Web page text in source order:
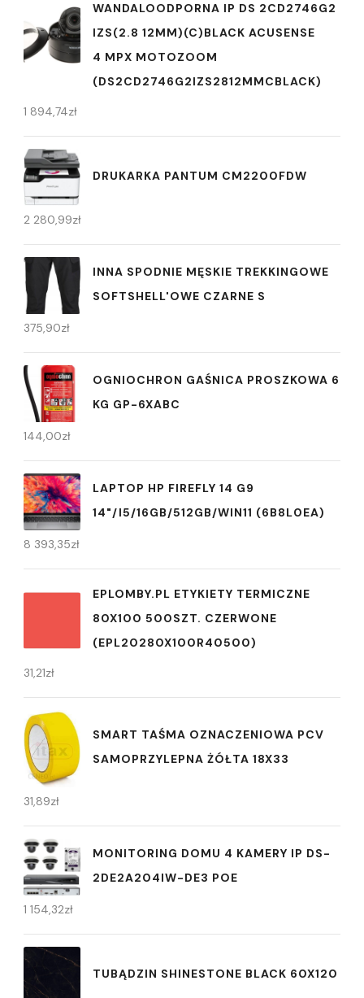
WANDALOODPORNA IP DS 2CD2746G2
IZS(2.8 12MM)(C)BLACK ACUSENSE
4 MPX MOTOZOOM
(DS2CD2746G2IZS2812MMCBLACK)
1 894,74zł
DRUKARKA PANTUM CM2200FDW
2 280,99zł
INNA SPODNIE MĘSKIE TREKKINGOWE
SOFTSHELL'OWE CZARNE S
375,90zł
OGNIOCHRON GAŚNICA PROSZKOWA 6
KG GP-6XABC
144,00zł
LAPTOP HP FIREFLY 14 G9
14"/I5/16GB/512GB/WIN11 (6B8L0EA)
8 393,35zł
EPLOMBY.PL ETYKIETY TERMICZNE
80X100 500SZT. CZERWONE
(EPL20280X100R40500)
31,21zł
SMART TAŚMA OZNACZENIOWA PCV
SAMOPRZYLEPNA ŻÓŁTA 18X33
31,89zł
MONITORING DOMU 4 KAMERY IP DS-
2DE2A204IW-DE3 POE
1 154,32zł
TUBĄDZIN SHINESTONE BLACK 60X120